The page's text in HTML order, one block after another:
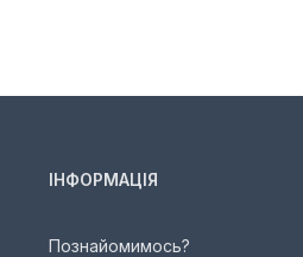
ІНФОРМАЦІЯ
Познайомимось?